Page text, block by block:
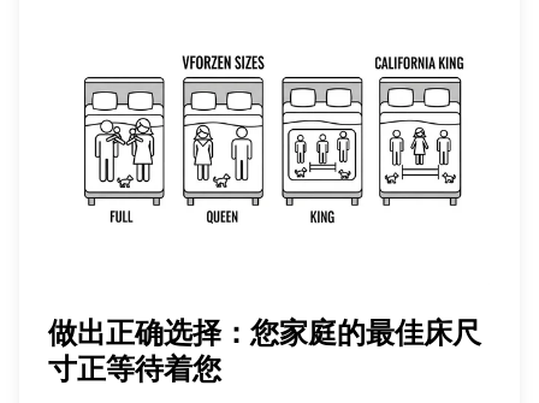
做出正确选择：您家庭的最佳床尺
寸正等待着您